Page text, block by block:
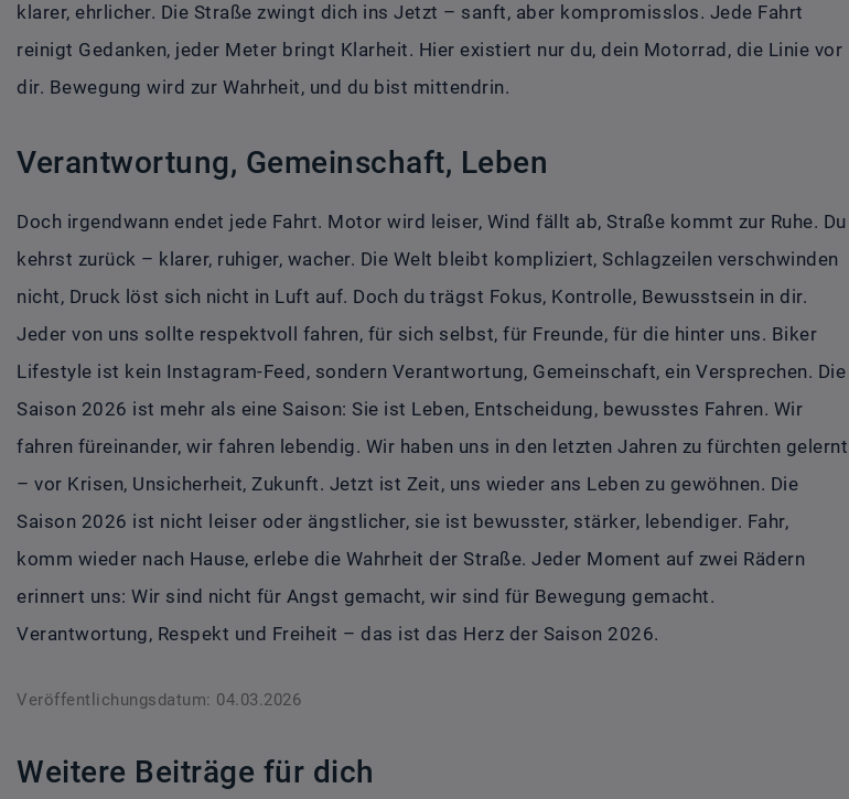
klarer, ehrlicher. Die Straße zwingt dich ins Jetzt – sanft, aber kompromisslos. Jede Fahrt
reinigt Gedanken, jeder Meter bringt Klarheit. Hier existiert nur du, dein Motorrad, die Linie vor
dir. Bewegung wird zur Wahrheit, und du bist mittendrin.
Verantwortung, Gemeinschaft, Leben
Doch irgendwann endet jede Fahrt. Motor wird leiser, Wind fällt ab, Straße kommt zur Ruhe. Du
kehrst zurück – klarer, ruhiger, wacher. Die Welt bleibt kompliziert, Schlagzeilen verschwinden
nicht, Druck löst sich nicht in Luft auf. Doch du trägst Fokus, Kontrolle, Bewusstsein in dir.
Jeder von uns sollte respektvoll fahren, für sich selbst, für Freunde, für die hinter uns. Biker
Lifestyle ist kein Instagram-Feed, sondern Verantwortung, Gemeinschaft, ein Versprechen. Die
Saison 2026 ist mehr als eine Saison: Sie ist Leben, Entscheidung, bewusstes Fahren. Wir
fahren füreinander, wir fahren lebendig. Wir haben uns in den letzten Jahren zu fürchten gelernt
– vor Krisen, Unsicherheit, Zukunft. Jetzt ist Zeit, uns wieder ans Leben zu gewöhnen. Die
Saison 2026 ist nicht leiser oder ängstlicher, sie ist bewusster, stärker, lebendiger. Fahr,
komm wieder nach Hause, erlebe die Wahrheit der Straße. Jeder Moment auf zwei Rädern
erinnert uns: Wir sind nicht für Angst gemacht, wir sind für Bewegung gemacht.
Verantwortung, Respekt und Freiheit – das ist das Herz der Saison 2026.
Veröffentlichungsdatum: 04.03.2026
Weitere Beiträge für dich